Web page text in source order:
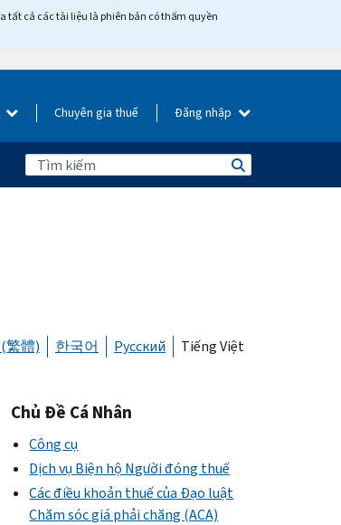
tất cả các tài liệu là phiên bản có thẩm quyền
Chuyên gia thuế Đăng nhập
繁體) 한국어 Русский Tiếng Việt
Chủ Đề Cá Nhân
Công cụ
Dịch vụ Biện hộ Người đóng thuế
Các điều khoản thuế của Đạo luật
Chăm sóc giá phải chăng (ACA)